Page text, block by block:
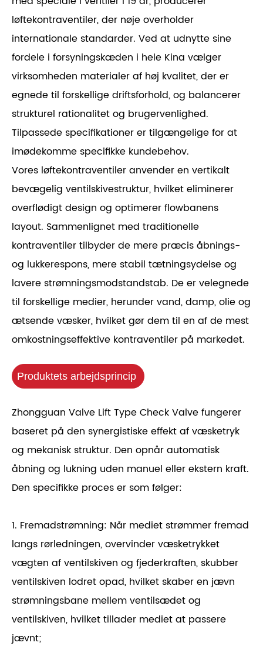
løftekontraventiler, der nøje overholder
internationale standarder. Ved at udnytte sine
fordele i forsyningskæden i hele Kina vælger
virksomheden materialer af høj kvalitet, der er
egnede til forskellige driftsforhold, og balancerer
strukturel rationalitet og brugervenlighed.
Tilpassede specifikationer er tilgængelige for at
imødekomme specifikke kundebehov.
Vores løftekontraventiler anvender en vertikalt
bevægelig ventilskivestruktur, hvilket eliminerer
overflødigt design og optimerer flowbanens
layout. Sammenlignet med traditionelle
kontraventiler tilbyder de mere præcis åbnings-
og lukkerespons, mere stabil tætningsydelse og
lavere strømningsmodstandstab. De er velegnede
til forskellige medier, herunder vand, damp, olie og
ætsende væsker, hvilket gør dem til en af ​​de mest
omkostningseffektive kontraventiler på markedet.
Produktets arbejdsprincip
Zhongguan Valve Lift Type Check Valve fungerer
baseret på den synergistiske effekt af væsketryk
og mekanisk struktur. Den opnår automatisk
åbning og lukning uden manuel eller ekstern kraft.
Den specifikke proces er som følger:
1. Fremadstrømning: Når mediet strømmer fremad
langs rørledningen, overvinder væsketrykket
vægten af ​​ventilskiven og fjederkraften, skubber
ventilskiven lodret opad, hvilket skaber en jævn
strømningsbane mellem ventilsædet og
ventilskiven, hvilket tillader mediet at passere
jævnt;